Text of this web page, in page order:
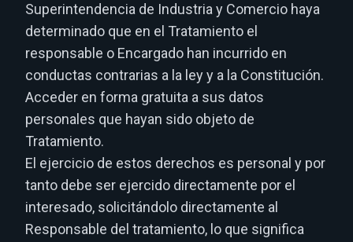
Superintendencia de Industria y Comercio haya
determinado que en el Tratamiento el
responsable o Encargado han incurrido en
conductas contrarias a la ley y a la Constitución.
Acceder en forma gratuita a sus datos
personales que hayan sido objeto de
Tratamiento.
El ejercicio de estos derechos es personal y por
tanto debe ser ejercido directamente por el
interesado, solicitándolo directamente al
Responsable del tratamiento, lo que significa